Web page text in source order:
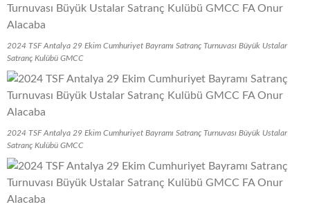
2024 TSF Antalya 29 Ekim Cumhuriyet Bayramı Satranç Turnuvası Büyük Ustalar
Satranç Kulübü GMCC
2024 TSF Antalya 29 Ekim Cumhuriyet Bayramı Satranç Turnuvası Büyük Ustalar
Satranç Kulübü GMCC